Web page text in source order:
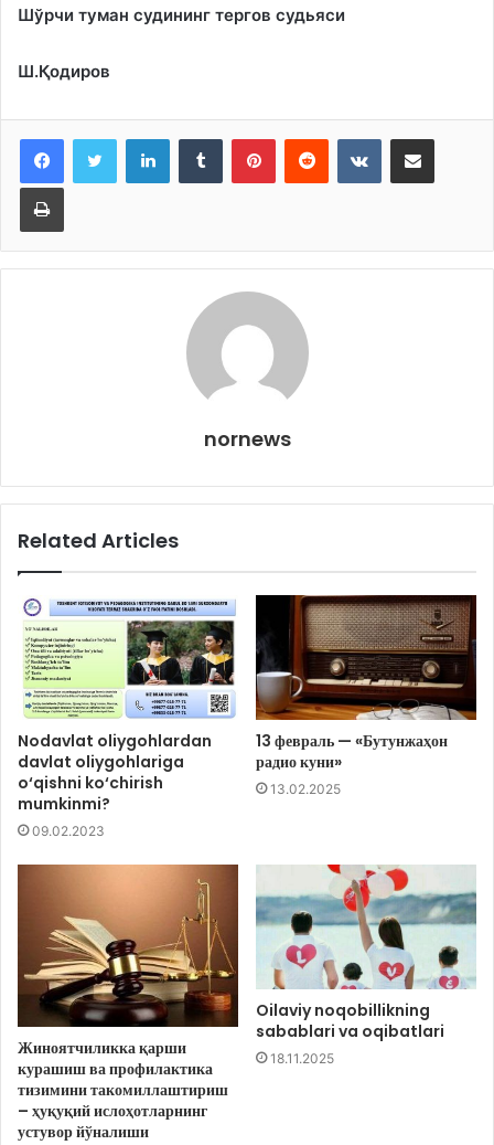
Шўрчи туман судининг тергов судьяси
Ш.Қодиров
LinkedInTumblr PinterestReddit VKontakteShare via Email
Print
nornews
Related Articles
Nodavlat oliygohlardan
davlat oliygohlariga
o‘qishni ko‘chirish
mumkinmi?
09.02.2023
13 февраль — «Бутунжаҳон
радио куни»
13.02.2025
Жиноятчиликка қарши
курашиш ва профилактика
тизимини такомиллаштириш
– ҳуқуқий ислоҳотларнинг
устувор йўналиши
Oilaviy noqobillikning
sabablari va oqibatlari
18.11.2025